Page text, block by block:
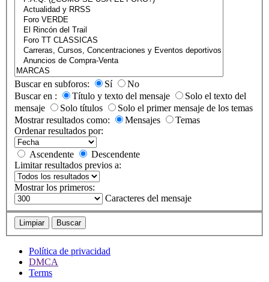
Buscar en subforos: Sí
No
Buscar en :
Título y texto del mensaje
Solo el texto del
mensaje
Solo títulos
Solo el primer mensaje de los temas
Mostrar resultados como:
Mensajes
Temas
Ordenar resultados por:
Ascendente
Descendente
Limitar resultados previos a:
Mostrar los primeros:
Caracteres del mensaje
Limpiar Buscar
Política de privacidad
DMCA
Terms